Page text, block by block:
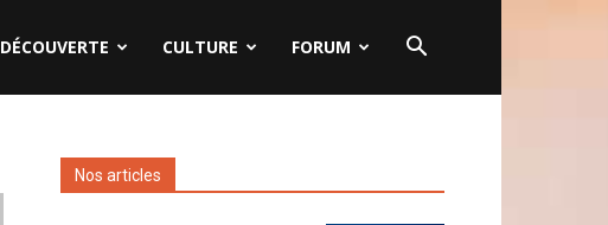
DÉCOUVERTE CULTURE FORUM
Nos articles